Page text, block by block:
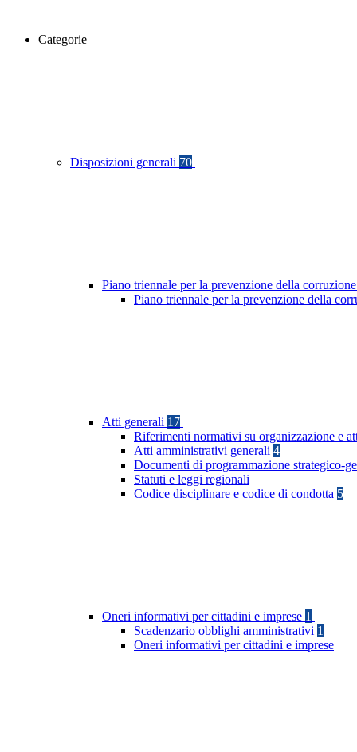
Categorie
Disposizioni generali 70
Piano triennale per la prevenzione della
Piano triennale per la prevenzione della
Atti generali 17
Riferimenti normativi su organizzazione e
Atti amministrativi generali 4
Documenti di programmazione strategico-
Statuti e leggi regionali
Codice disciplinare e codice di condotta 5
Oneri informativi per cittadini e imprese 1
Scadenzario obblighi amministrativi 1
Oneri informativi per cittadini e imprese